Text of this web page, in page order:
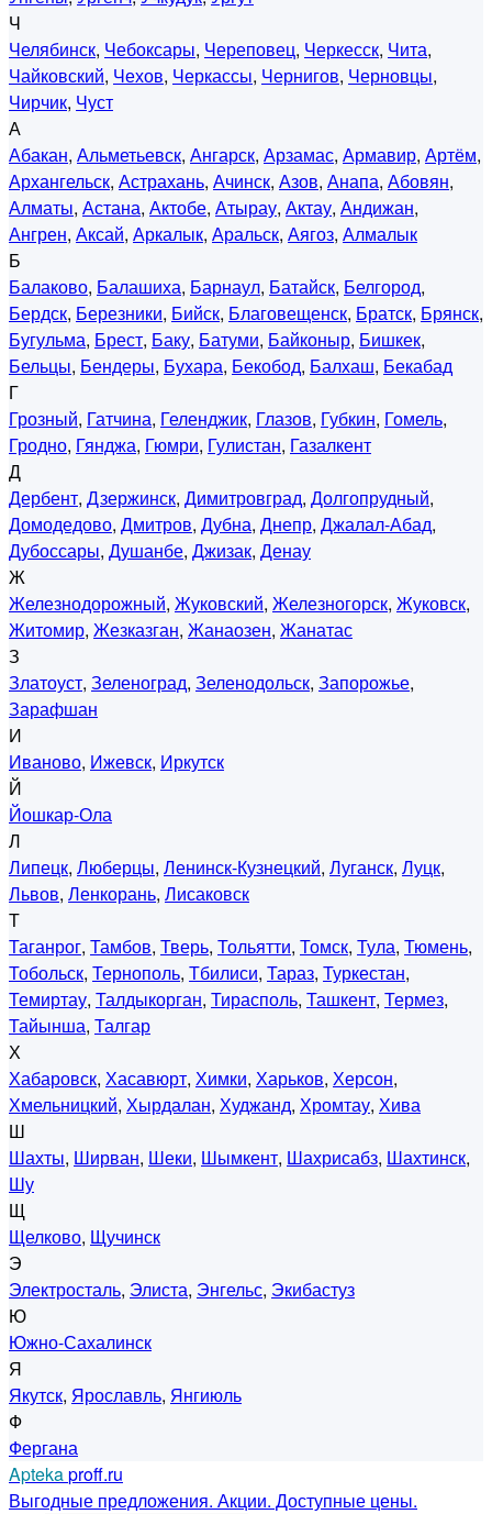
Ч
Челябинск, Чебоксары, Череповец, Черкесск, Чита,
Чайковский, Чехов, Черкассы, Чернигов, Черновцы,
Чирчик, Чуст
А
Абакан, Альметьевск, Ангарск, Арзамас, Армавир, Артём,
Архангельск, Астрахань, Ачинск, Азов, Анапа, Абовян,
Алматы, Астана, Актобе, Атырау, Актау, Андижан,
Ангрен, Аксай, Аркалык, Аральск, Аягоз, Алмалык
Б
Балаково, Балашиха, Барнаул, Батайск, Белгород,
Бердск, Березники, Бийск, Благовещенск, Братск, Брянск,
Бугульма, Брест, Баку, Батуми, Байконыр, Бишкек,
Бельцы, Бендеры, Бухара, Бекобод, Балхаш, Бекабад
Г
Грозный, Гатчина, Геленджик, Глазов, Губкин, Гомель,
Гродно, Гянджа, Гюмри, Гулистан, Газалкент
Д
Дербент, Дзержинск, Димитровград, Долгопрудный,
Домодедово, Дмитров, Дубна, Днепр, Джалал-Абад,
Дубоссары, Душанбе, Джизак, Денау
Ж
Железнодорожный, Жуковский, Железногорск, Жуковск,
Житомир, Жезказган, Жанаозен, Жанатас
З
Златоуст, Зеленоград, Зеленодольск, Запорожье,
Зарафшан
И
Иваново, Ижевск, Иркутск
Й
Йошкар-Ола
Л
Липецк, Люберцы, Ленинск-Кузнецкий, Луганск, Луцк,
Львов, Ленкорань, Лисаковск
Т
Таганрог, Тамбов, Тверь, Тольятти, Томск, Тула, Тюмень,
Тобольск, Тернополь, Тбилиси, Тараз, Туркестан,
Темиртау, Талдыкорган, Тирасполь, Ташкент, Термез,
Тайынша, Талгар
Х
Хабаровск, Хасавюрт, Химки, Харьков, Херсон,
Хмельницкий, Хырдалан, Худжанд, Хромтау, Хива
Ш
Шахты, Ширван, Шеки, Шымкент, Шахрисабз, Шахтинск,
Шу
Щ
Щелково, Щучинск
Э
Электросталь, Элиста, Энгельс, Экибастуз
Ю
Южно-Сахалинск
Я
Якутск, Ярославль, Янгиюль
Ф
Фергана
Aptekaproff.ru
Выгодные предложения. Акции. Доступные цены.